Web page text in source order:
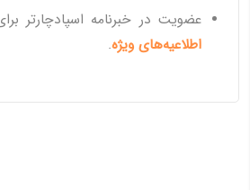
عضویت در خبرنامه اسپادچارتر
اطلاعیه‌های ویژه.